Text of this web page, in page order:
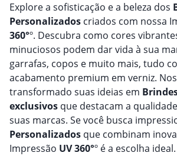
Explore a sofisticação e a beleza dos
Personalizados criados com nossa
360°º. Descubra como cores
minuciosos podem dar vida à sua
garrafas, copos e muito mais, tudo
acabamento premium em verniz.
transformado suas ideias em
exclusivos que destacam a
suas marcas. Se você busca
Personalizados que combinam
Impressão UV 360°º é a escolha ideal.